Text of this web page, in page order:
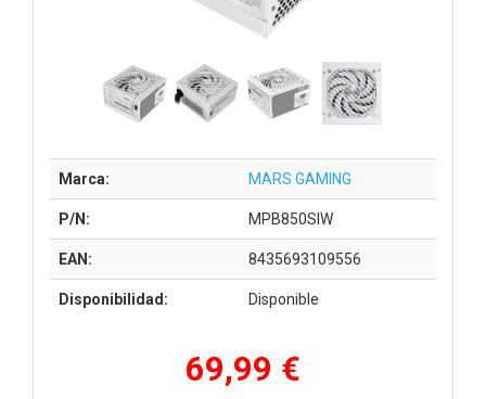
Marca: MARS GAMING
P/N: MPB850SIW
EAN: 8435693109556
Disponibilidad: Disponible
69,99 €